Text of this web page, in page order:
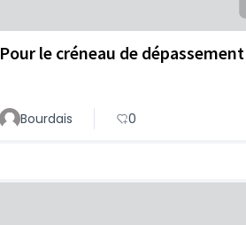
Pour le créneau de dépassement
Bourdais 0